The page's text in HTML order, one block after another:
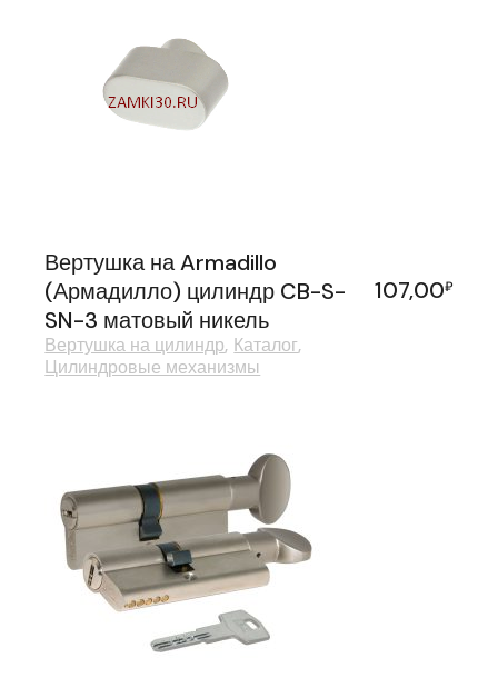
Вертушка на Armadillo
(Армадилло) цилиндр CB-S-
SN-3 матовый никель
107,00₽
Вертушка на цилиндр Каталог
Цилиндровые механизмы